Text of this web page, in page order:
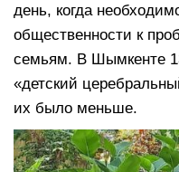
день, когда
общественности к
семьям. В Шымкенте
«детский
их было меньше.